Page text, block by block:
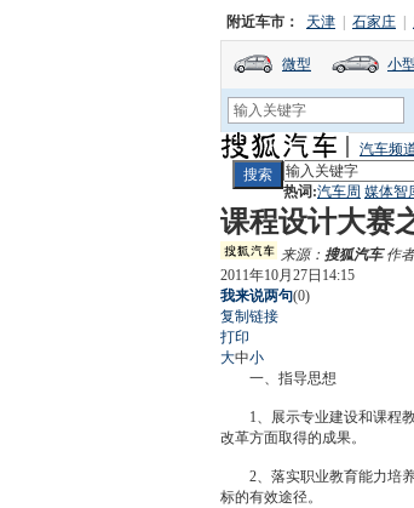
附近车市： 天津 石家庄
微型 小型
汽车频
热词:汽车周 媒体智
课程设计大赛
来源： 搜狐汽车作
2011年10月27日14:15
我来说两句(0)
复制链接
打印
大中小
一、指导思想
1、展示专业建设和课程教
改革方面取得的成果。
2、落实职业教育能力培养
标的有效途径。